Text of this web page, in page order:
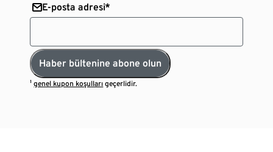
E-posta adresi*
Haber bültenine abone olun
¹genel kupon koşulları geçerlidir.